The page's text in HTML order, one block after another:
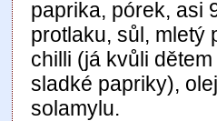
paprika, pórek, asi
protlaku, sůl, mletý
chilli (já kvůli
sladké papriky),
solamylu.